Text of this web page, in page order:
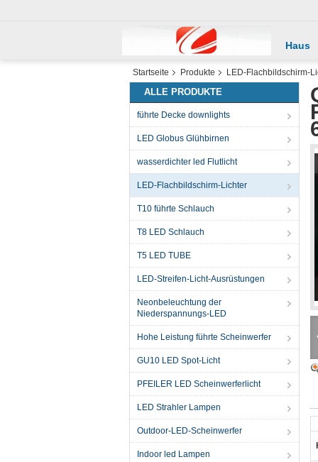
Haus
Startseite Produkte LED-Flachbildschirm-
ALLE PRODUKTE
führte Decke downlights
LED Globus Glühbirnen
wasserdichter led Flutlicht
LED-Flachbildschirm-Lichter
T10 führte Schlauch
T8 LED Schlauch
T5 LED TUBE
LED-Streifen-Licht-Ausrüstungen
Neonbeleuchtung der
Niederspannungs-LED
Hohe Leistung führte Scheinwerfer
GU10 LED Spot-Licht
PFEILER LED Scheinwerferlicht
LED Strahler Lampen
Outdoor-LED-Scheinwerfer
Indoor led Lampen